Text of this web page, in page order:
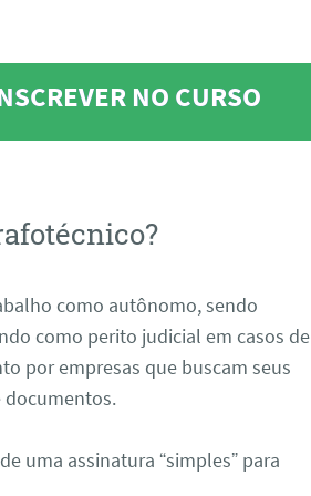
NO CURSO
como autônomo, sendo
como perito judicial em casos de
por empresas que buscam seus
documentos.
uma assinatura “simples” para